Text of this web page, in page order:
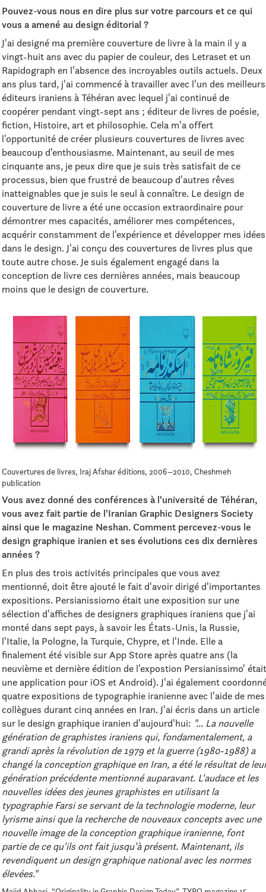
Pouvez-vous nous en dire plus sur votre parcours et ce qui
vous a amené au design éditorial ?
J'ai designé ma première couverture de livre à la main il y a
vingt-huit ans avec du papier de couleur, des Letraset et un
Rapidograph en l'absence des incroyables outils actuels. Deux
ans plus tard, j'ai commencé à travailler avec l'un des meilleurs
éditeurs iraniens à Téhéran avec lequel j'ai continué de
coopérer pendant vingt-sept ans ; éditeur de livres de poésie,
fiction, Histoire, art et philosophie. Cela m'a offert
l'opportunité de créer plusieurs couvertures de livres avec
beaucoup d'enthousiasme. Maintenant, au seuil de mes
cinquante ans, je peux dire que je suis très satisfait de ce
processus, bien que frustré de beaucoup d'autres rêves
inatteignables que je suis le seul à connaître. Le design de
couverture de livre a été une occasion extraordinaire pour
démontrer mes capacités, améliorer mes compétences,
acquérir constamment de l'expérience et développer mes idées
dans le design. J'ai conçu des couvertures de livres plus que
toute autre chose. Je suis également engagé dans la
conception de livre ces dernières années, mais beaucoup
moins que le design de couverture.
Couvertures de livres, Iraj Afshar éditions, 2006–2010, Cheshmeh
publication
Vous avez donné des conférences à l'université de Téhéran,
vous avez fait partie de l'Iranian Graphic Designers Society
ainsi que le magazine Neshan. Comment percevez-vous le
design graphique iranien et ses évolutions ces dix dernières
années ?
En plus des trois activités principales que vous avez
mentionné, doit être ajouté le fait d'avoir dirigé d'importantes
expositions. Persianissiomo était une exposition sur une
sélection d'affiches de designers graphiques iraniens que j'ai
monté dans sept pays, à savoir les États-Unis, la Russie,
l'Italie, la Pologne, la Turquie, Chypre, et l'Inde. Elle a
finalement été visible sur App Store après quatre ans (la
neuvième et dernière édition de l'expostion Persianissimo' était
une application pour iOS et Android). J'ai également
quatre expositions de typographie iranienne avec l'aide de mes
collègues durant cinq années en Iran. J'ai écris dans un article
sur le design graphique iranien d'aujourd'hui: "... La nouvelle
génération de graphistes iraniens qui, fondamentalement, a
grandi après la révolution de 1979 et la guerre (1980-1988) a
changé la conception graphique en Iran, a été le résultat de
génération précédente mentionné auparavant. L'audace et les
nouvelles idées des jeunes graphistes en utilisant la
typographie Farsi se servant de la technologie moderne, leur
lyrisme ainsi que la recherche de nouveaux concepts avec une
nouvelle image de la conception graphique iranienne, font
partie de ce qu'ils ont fait jusqu'à présent. Maintenant, ils
revendiquent un design graphique national avec les normes
élevées."